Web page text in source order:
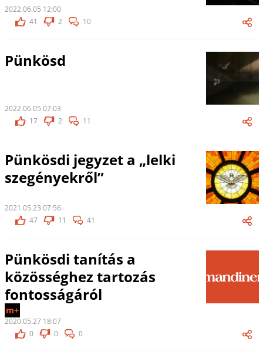
2022.06.05 12:00
41
2 10
Pünkösd
2022.06.05 07:03
17
2 11
Pünkösdi jegyzet a „lelki
szegényekről”
2021.05.23 07:56
47
11 41
Pünkösdi tanítás a
közösséghez tartozás
fontosságáról
m+
2020.05.27 18:07
0
0 0